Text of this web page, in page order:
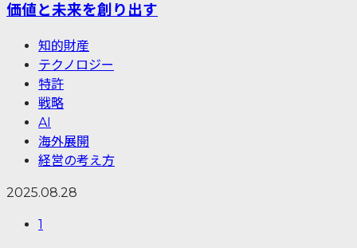
価値と未来を創り出す
知的財産
テクノロジー
特許
戦略
AI
海外展開
経営の考え方
2025.08.28
1